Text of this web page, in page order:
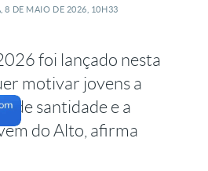
8 DE MAIO DE 2026, 10H33
foi lançado nesta
motivar jovens a
de santidade e a
do Alto, afirma